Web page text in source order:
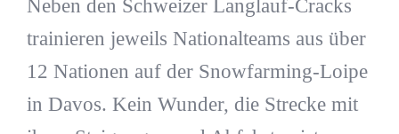
Neben den Schweizer Langlauf-Cracks
trainieren jeweils Nationalteams aus über
12 Nationen auf der Snowfarming-Loipe
in Davos. Kein Wunder, die Strecke mit